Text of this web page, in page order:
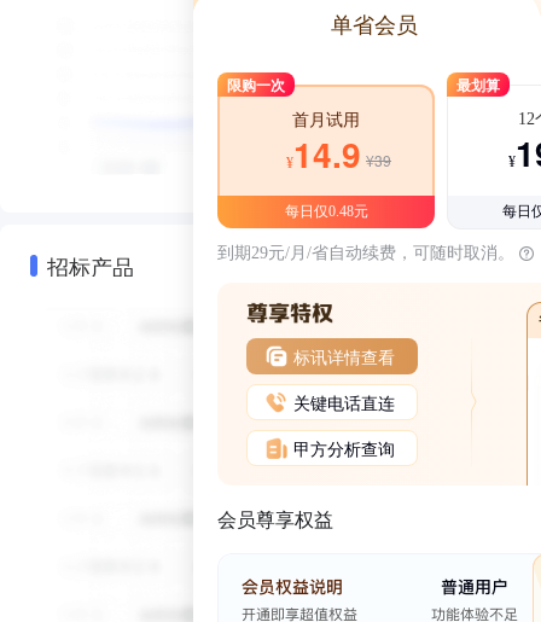
招标产品
单省会员
限购一次
首月试用
¥14.9 ¥39
每日仅0.48元
最划算
12
¥
每日
到期29元/月/省自动续费，可随时取消。
标讯详情查看
关键电话直连
甲方分析查询
会员尊享权益